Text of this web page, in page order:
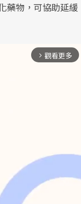
藥物，可協助延緩
arrow_forward_ios 觀看更多